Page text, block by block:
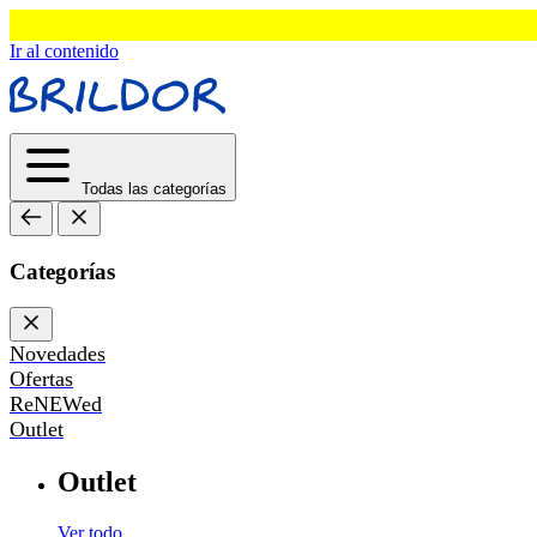
Ir al contenido
Todas las categorías
Categorías
Novedades
Ofertas
ReNEWed
Outlet
Outlet